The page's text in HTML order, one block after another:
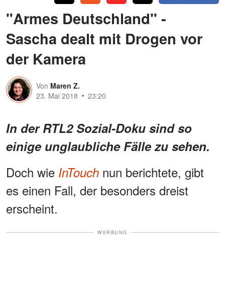
"Armes Deutschland" -
Sascha dealt mit Drogen vor
der Kamera
Von Maren Z.
23. Mai 2018
23:20
In der RTL2 Sozial-Doku sind so
einige unglaubliche Fälle zu sehen.
Doch wie InTouch nun berichtete, gibt
es einen Fall, der besonders dreist
erscheint.
WERBUNG